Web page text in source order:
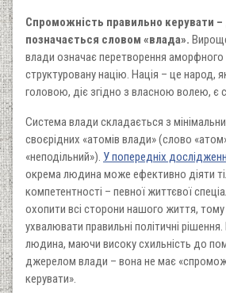
Спроможність правильно керувати –
позначається словом «влада».
влади означає перетворення аморфного
структуровану націю. Нація – це народ,
головою, діє згідно з власною волею, є
Система влади складається з
своєрідних «атомів влади» (слово
«неподільний»). У попередніх
окрема людина може ефективно діяти
компетентності – певної життєвої
охопити всі сторони нашого життя,
ухвалювати правильні політичні
людина, маючи високу схильність до
джерелом влади – вона не має
керувати».